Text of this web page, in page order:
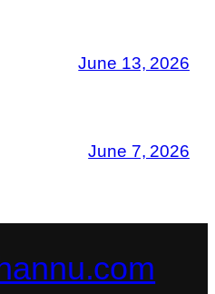
June 13, 2026
June 7, 2026